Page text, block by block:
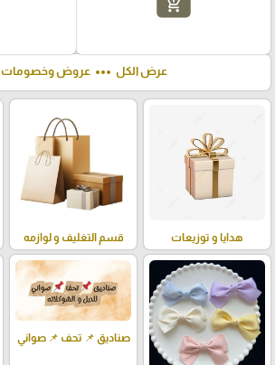
add_shopping_cart
عرض الكل more_horiz عروض وخصومات
هدايا و توزيعات قسم التغليف و لوازمه
صناديق 📌 تحف 📌 صواني